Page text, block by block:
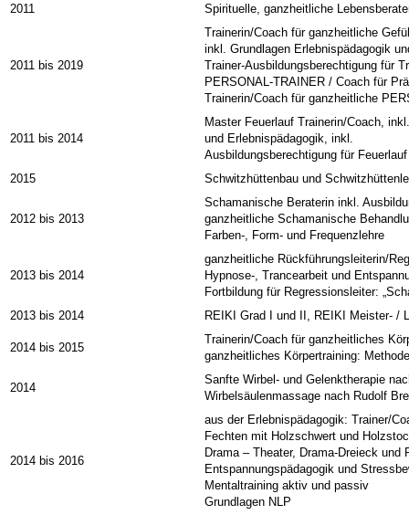
2011
Spirituelle, ganzheitliche
2011 bis 2019
Trainerin/Coach für ganzheitliche
inkl. Grundlagen Erlebnispädagogik
Trainer-Ausbildungsberechtigung für
PERSONAL-TRAINER / Coach für
Trainerin/Coach für ganzheitliche
2011 bis 2014
Master Feuerlauf Trainerin/Coach,
und Erlebnispädagogik, inkl.
Ausbildungsberechtigung für
2015
Schwitzhüttenbau und
2012 bis 2013
Schamanische Beraterin inkl.
ganzheitliche Schamanische
Farben-, Form- und Frequenzlehre
2013 bis 2014
ganzheitliche Rückführungsleiterin/
Hypnose-, Trancearbeit und
Fortbildung für Regressionsleiter:
2013 bis 2014
REIKI Grad I und II, REIKI Meister- /
2014 bis 2015
Trainerin/Coach für ganzheitliches
ganzheitliches Körpertraining:
2014
Sanfte Wirbel- und Gelenktherapie
Wirbelsäulenmassage nach Rudolf
2014 bis 2016
aus der Erlebnispädagogik: Trainer/
Fechten mit Holzschwert und
Drama – Theater, Drama-Dreieck und
Entspannungspädagogik und
Mentaltraining aktiv und passiv
Grundlagen NLP